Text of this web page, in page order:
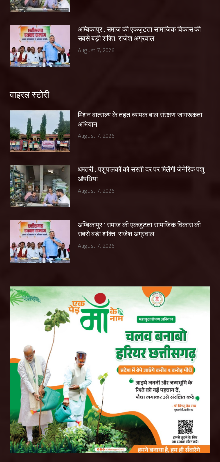
अम्बिकापुर : समाज की एकजुटता सामाजिक विकास की
सबसे बड़ी शक्ति: राजेश अग्रवाल
August 7, 2026
वाइरल स्टोरी
मिशन वात्सल्य के तहत व्यापक बाल संरक्षण जागरूकता
अभियान
August 7, 2026
धमतरी : पशुपालकों को सस्ती दर पर मिलेंगी जेनेरिक पशु
औषधियां
August 7, 2026
अम्बिकापुर : समाज की एकजुटता सामाजिक विकास की
सबसे बड़ी शक्ति: राजेश अग्रवाल
August 7, 2026